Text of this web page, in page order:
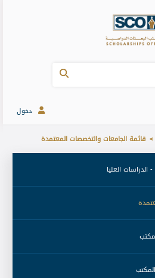
دخول
قائمة الجامعات والتخصصات المعتمدة